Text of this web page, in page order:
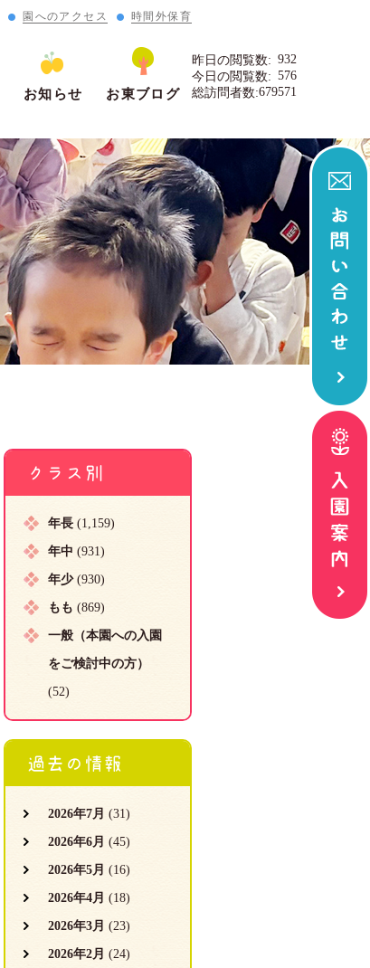
園へのアクセス 時間外保育
お知らせ お東ブログ
932
昨日の閲覧数:
576
今日の閲覧数:
679571
総訪問者数:
クラス別
年長 (1,159)
年中 (931)
年少(930)
もも (869)
一般（本園への入園
をご検討中の方）
(52)
過去の情報
2026年7月 (31)
2026年6月 (45)
2026年5月 (16)
2026年4月 (18)
2026年3月 (23)
2026年2月 (24)